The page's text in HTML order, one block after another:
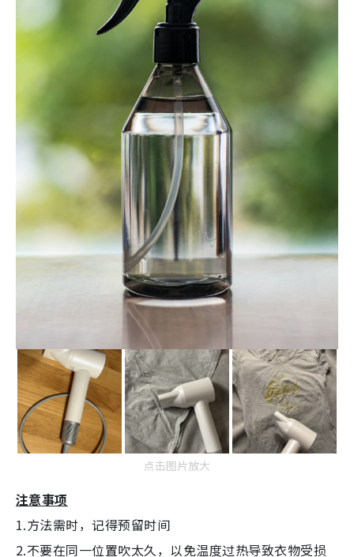
点击图片放大
注意事项
1.方法需时，记得预留时间
2.不要在同一位置吹太久，以免温度过热导致衣物受损